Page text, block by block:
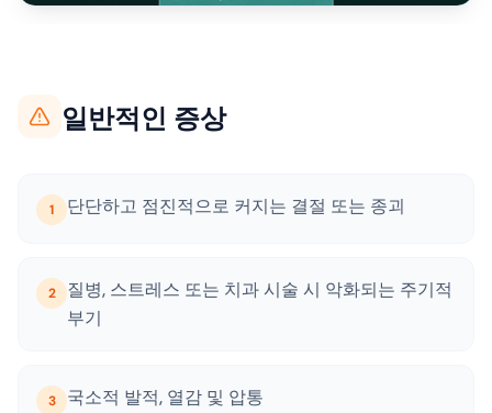
일반적인 증상
1 단단하고 점진적으로 커지는 결절 또는 종괴
2
질병, 스트레스 또는 치과 시술 시 악화되는 주기적
부기
3 국소적 발적, 열감 및 압통